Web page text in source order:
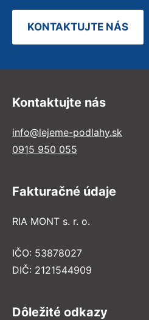
KONTAKTUJTE NÁS
Kontaktujte nás
info@lejeme-podlahy.sk
0915 950 055
Fakturačné údaje
RIA MONT s. r. o.
IČO: 53878027
DIČ: 2121544909
Dôležité odkazy